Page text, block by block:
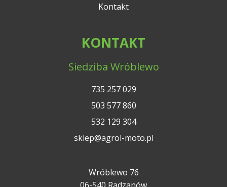
Kontakt
KONTAKT
Siedziba Wróblewo
735 257 029
503 577 860
532 129 304
sklep@agrol-moto.pl
Wróblewo 76